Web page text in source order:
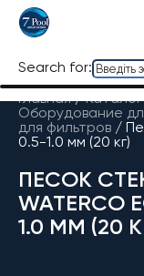
Search for:
Главная / Каталог
Оборудование
для фильтров /
0.5-1.0 мм (20 кг)
ПЕСОК
WATERCO
1.0 ММ (20